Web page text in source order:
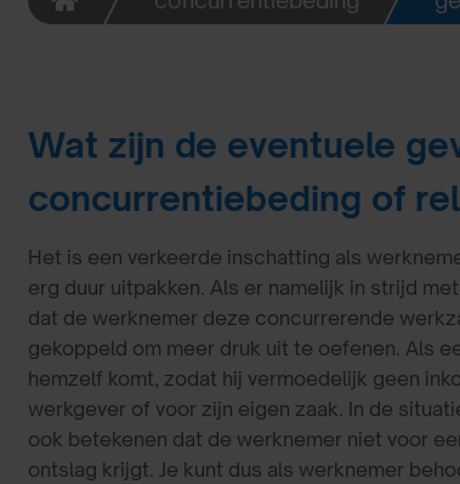
Wat zijn de eventuele
concurrentiebeding of
Het is een verkeerde inschatting als
erg duur uitpakken. Als er namelijk in strijd
dat de werknemer deze concurrerende
gekoppeld om meer druk uit te oefenen. Als
hemzelf komt, zodat hij vermoedelijk geen
werkgever of voor zijn eigen zaak. In de
ook betekenen dat de werknemer niet voor
ontslag krijgt. Je kunt dus als werknemer